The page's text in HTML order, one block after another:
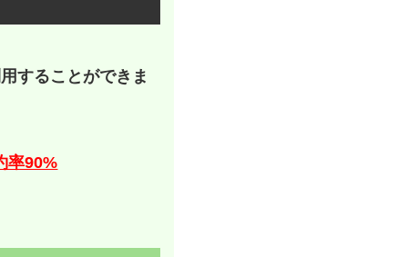
することができま
率90%